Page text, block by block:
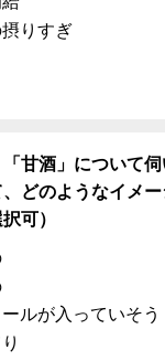
りすぎ
甘酒」について
どのようなイメ
可）
ルが入っていそう